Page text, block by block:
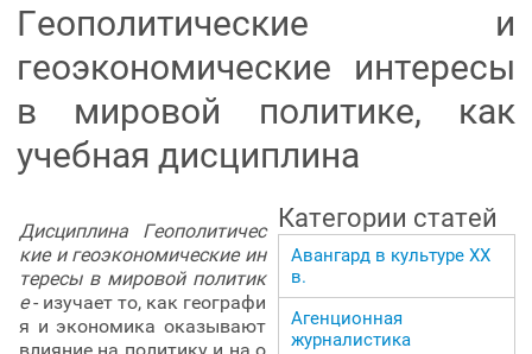
Геополитические и
геоэкономические интересы
в мировой политике, как
учебная дисциплина
Дисциплина Геополитичес
кие и геоэкономические ин
тересы в мировой политик
е- изучает то, как географи
я и экономика оказывают
Категории статей
Авангард в культуре ХХ
в.
Агенционная
журналистика